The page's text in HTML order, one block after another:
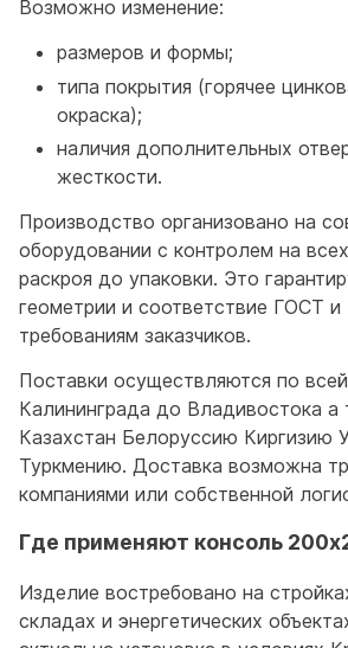
Возможно изменение:
размеров и формы;
типа покрытия (горячее
окраска);
наличия дополнительных
жесткости.
Производство организовано на
оборудовании с контролем на
раскроя до упаковки. Это
геометрии и соответствие ГОСТ и
требованиям заказчиков.
Поставки осуществляются по
Калининграда до Владивостока а
Казахстан Белоруссию Киргизию
Туркмению. Доставка возможна
компаниями или собственной
Где применяют консоль
Изделие востребовано на
складах и энергетических